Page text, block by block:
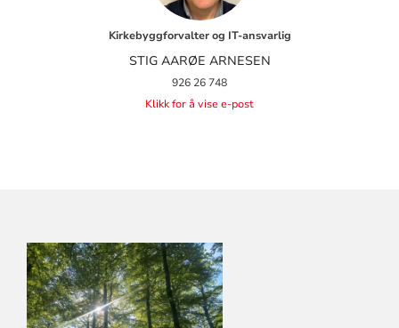
Kirkebyggforvalter og IT-ansvarlig
STIG AARØE ARNESEN
926 26 748
Klikk for å vise e-post
KONTAKTINFORMASJON
FOR
LARVIK
KIRKELIGE
FELLESRÅD